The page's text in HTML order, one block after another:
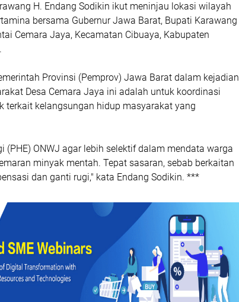
H. Endang Sodikin ikut meninjau lokasi wilayah
bersama Gubernur Jawa Barat, Bupati Karawang
Cemara Jaya, Kecamatan Cibuaya, Kabupaten
Provinsi (Pemprov) Jawa Barat dalam kejadian
Desa Cemara Jaya ini adalah untuk koordinasi
terkait kelangsungan hidup masyarakat yang
(PHE) ONWJ agar lebih selektif dalam mendata warga
minyak mentah. Tepat sasaran, sebab berkaitan
dan ganti rugi," kata Endang Sodikin. ***